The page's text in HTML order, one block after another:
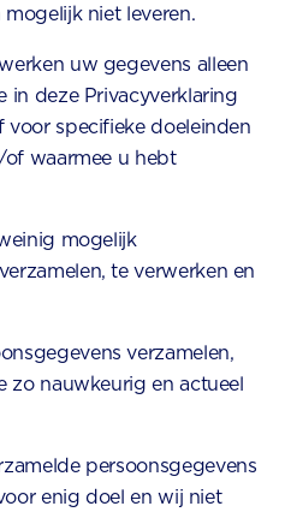
niet leveren.
uw gegevens alleen
in deze Privacyverklaring
specifieke doeleinden
waarmee u hebt
mogelijk
te verwerken en
verzamelen,
zo nauwkeurig en actueel
persoonsgegevens
enig doel en wij niet